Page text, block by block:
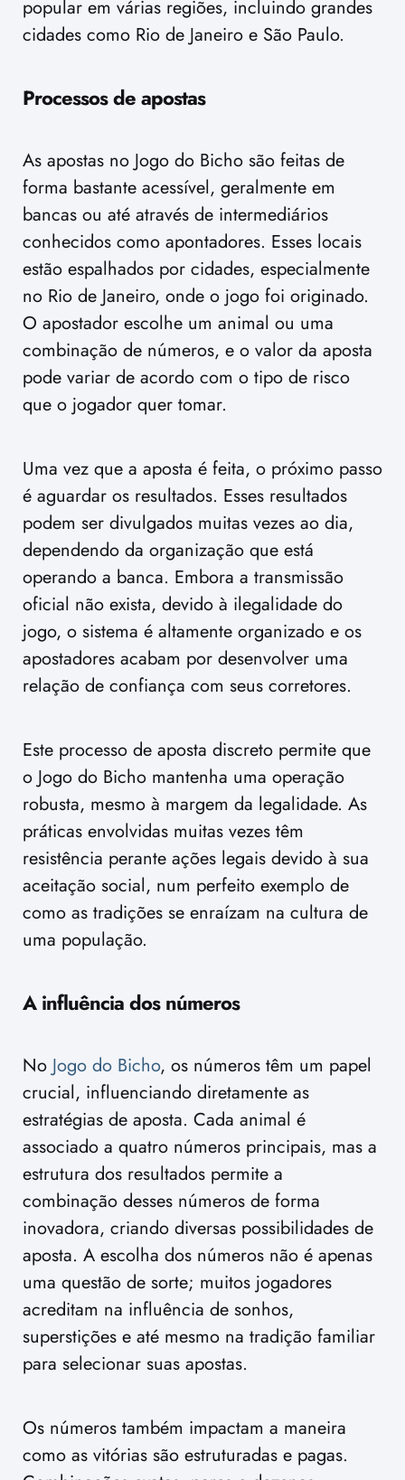
popular em várias regiões, incluindo grandes
cidades como Rio de Janeiro e São Paulo.
Processos de apostas
As apostas no Jogo do Bicho são feitas de
forma bastante acessível, geralmente em
bancas ou até através de intermediários
conhecidos como apontadores. Esses locais
estão espalhados por cidades, especialmente
no Rio de Janeiro, onde o jogo foi originado.
O apostador escolhe um animal ou uma
combinação de números, e o valor da aposta
pode variar de acordo com o tipo de risco
que o jogador quer tomar.
Uma vez que a aposta é feita, o próximo passo
é aguardar os resultados. Esses resultados
podem ser divulgados muitas vezes ao dia,
dependendo da organização que está
operando a banca. Embora a transmissão
oficial não exista, devido à ilegalidade do
jogo, o sistema é altamente organizado e os
apostadores acabam por desenvolver uma
relação de confiança com seus corretores.
Este processo de aposta discreto permite que
o Jogo do Bicho mantenha uma operação
robusta, mesmo à margem da legalidade. As
práticas envolvidas muitas vezes têm
resistência perante ações legais devido à sua
aceitação social, num perfeito exemplo de
como as tradições se enraízam na cultura de
uma população.
A influência dos números
No Jogo do Bicho, os números têm um papel
crucial, influenciando diretamente as
estratégias de aposta. Cada animal é
associado a quatro números principais, mas a
estrutura dos resultados permite a
combinação desses números de forma
inovadora, criando diversas possibilidades de
aposta. A escolha dos números não é apenas
uma questão de sorte; muitos jogadores
acreditam na influência de sonhos,
superstições e até mesmo na tradição familiar
para selecionar suas apostas.
Os números também impactam a maneira
como as vitórias são estruturadas e pagas.